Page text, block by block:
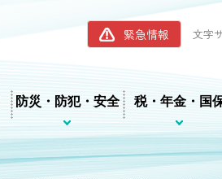
筑西市ホームページ
緊急情報 文字
防災・防犯・安全 税・年金・国